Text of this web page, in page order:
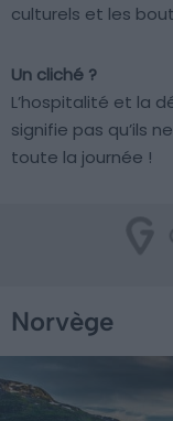
culturels et les
Un cliché ?
L’hospitalité et la
signifie pas qu’ils
toute la journée !
Norvège